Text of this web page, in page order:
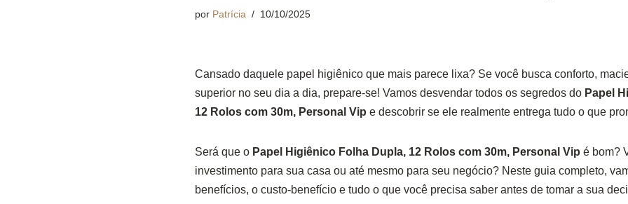
por Patrícia 10/10/2025
Cansado daquele papel higiênico que mais parece lixa? Se você busca conforto,
superior no seu dia a dia, prepare-se! Vamos desvendar todos os segredos do Papel
12 Rolos com 30m, Personal Vip e descobrir se ele realmente entrega tudo o que
Será que o Papel Higiênico Folha Dupla, 12 Rolos com 30m, Personal Vip é bom?
investimento para sua casa ou até mesmo para seu negócio? Neste guia completo,
benefícios, o custo-benefício e tudo o que você precisa saber antes de tomar a sua